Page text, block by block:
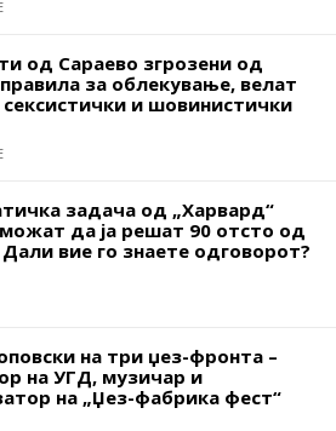
од Сараево згрозени од
за облекување, велат
сексистички и шовинистички
задача од „Харвард“
да ја решат 90 отсто од
вие го знаете одговорот?
на три џез-фронта –
на УГД, музичар и
на „Џез-фабрика фест“